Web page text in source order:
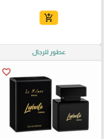
add_shopping_cart
عطور للرجال
favorite_border